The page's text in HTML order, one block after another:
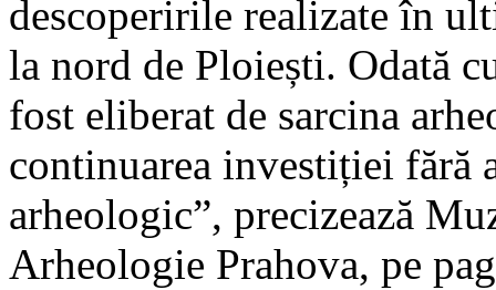
descoperirile realizate în
la nord de Ploiești. Odată
fost eliberat de sarcina
continuarea investiției fără
arheologic”, precizează
Arheologie Prahova, pe